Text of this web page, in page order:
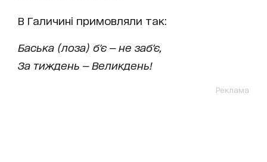
В Галичині примовляли так:
Баська (лоза) б'є — не заб'є,
За тиждень — Великдень!
Реклама